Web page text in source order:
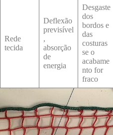
Rede
tecida
Deflexão
previsível
,
absorção
de
energia
Desgaste
dos
bordos e
das
costuras
se o
acabame
nto for
fraco